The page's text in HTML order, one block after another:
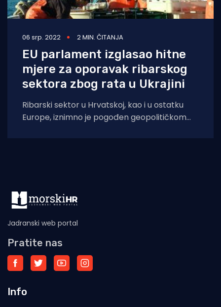
06 srp. 2022 2 MIN. ČITANJA
EU parlament izglasao hitne
mjere za oporavak ribarskog
sektora zbog rata u Ukrajini
Ribarski sektor u Hrvatskoj, kao i u ostatku
Europe, iznimno je pogođen geopolitičkom
Jadranski web portal
Pratite nas
Info